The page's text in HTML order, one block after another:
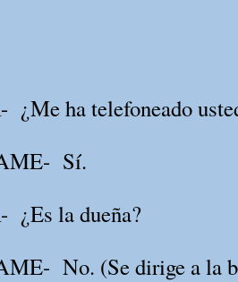
¿Me ha telefoneado
Sí.
¿Es la dueña?
No. (Se dirige a la